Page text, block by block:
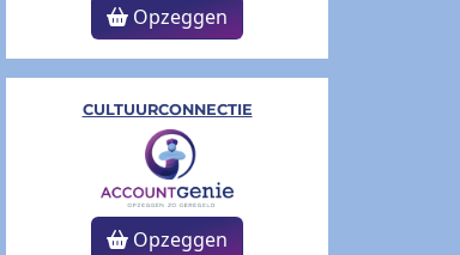
Opzeggen
CULTUURCONNECTIE
Opzeggen